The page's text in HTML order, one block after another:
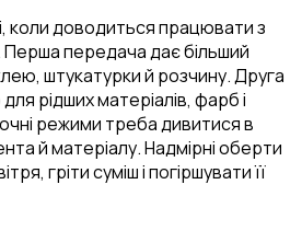
коли доводиться працювати з
Перша передача дає більший
штукатурки й розчину. Друга
рідших матеріалів, фарб і
режими треба дивитися в
й матеріалу. Надмірні оберти
гріти суміш і погіршувати її